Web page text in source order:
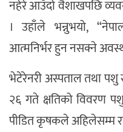
नहेरे आउँदो वैशाखपछि
। उहाँले भन्नुभयो,
आत्मनिर्भर हुन नसक्ने
भेटेरेनरी अस्पताल तथा पशु
२६ गते क्षतिको विवरण
पीडित कृषकले अहिलेसम्म